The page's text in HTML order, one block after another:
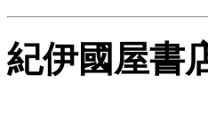
紀伊國屋書